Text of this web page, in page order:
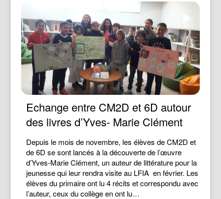
Echange entre CM2D et 6D autour
des livres d’Yves- Marie Clément
Depuis le mois de novembre, les élèves de CM2D et
de 6D se sont lancés à la découverte de l’œuvre
d’Yves-Marie Clément, un auteur de littérature pour la
jeunesse qui leur rendra visite au LFIA en février. Les
élèves du primaire ont lu 4 récits et correspondu avec
l’auteur, ceux du collège en ont lu…